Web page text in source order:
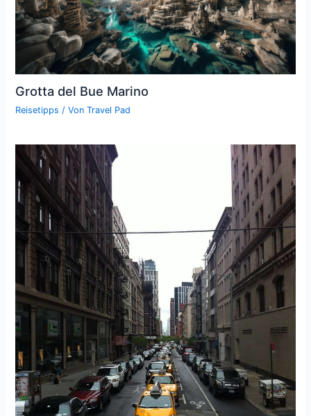
Grotta del Bue Marino
Reisetipps / VonTravel Pad